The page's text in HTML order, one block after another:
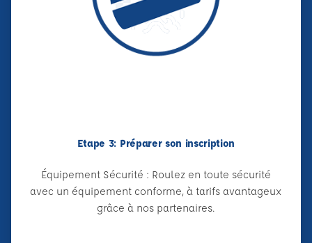
Etape 3: Préparer son inscription
Équipement Sécurité : Roulez en toute sécurité
avec un équipement conforme, à tarifs avantageux
grâce à nos partenaires.